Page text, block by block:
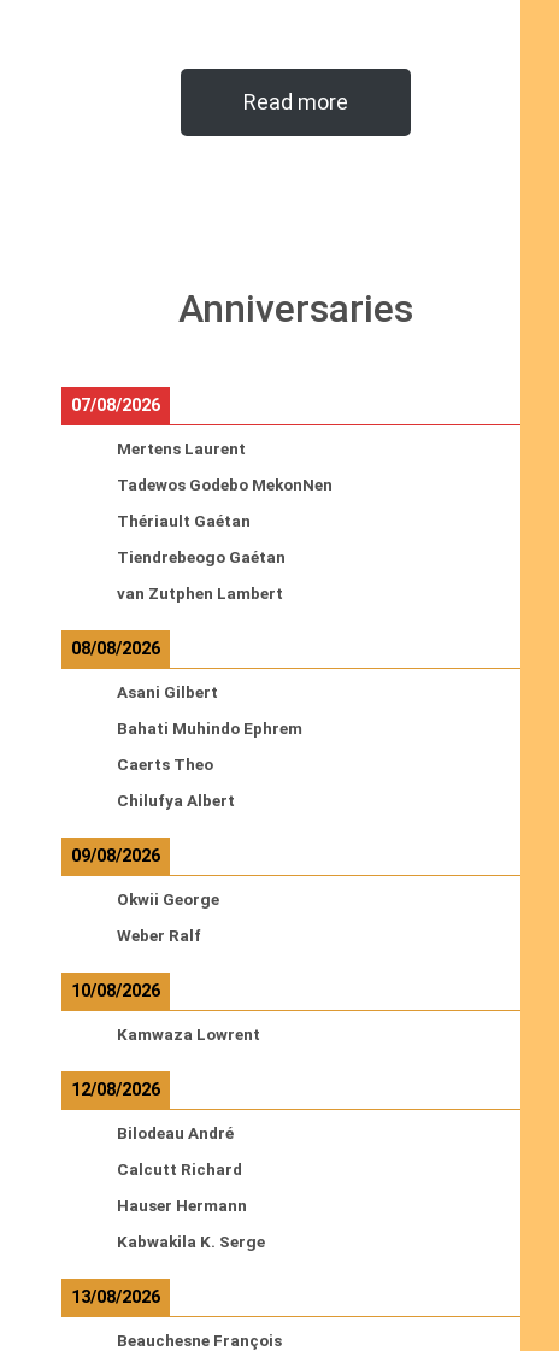
Read more
Anniversaries
07/08/2026
Mertens Laurent
Tadewos Godebo MekonNen
Thériault Gaétan
Tiendrebeogo Gaétan
van Zutphen Lambert
08/08/2026
Asani Gilbert
Bahati Muhindo Ephrem
Caerts Theo
Chilufya Albert
09/08/2026
Okwii George
Weber Ralf
10/08/2026
Kamwaza Lowrent
12/08/2026
Bilodeau André
Calcutt Richard
Hauser Hermann
Kabwakila K. Serge
13/08/2026
Beauchesne François